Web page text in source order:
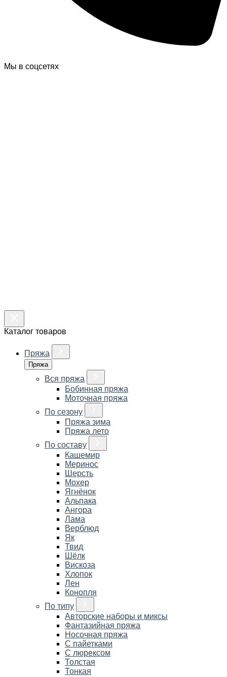
Мы в соцсетях
Каталог товаров
Пряжа
Пряжа
Вся пряжа
Бобинная пряжа
Моточная пряжа
По сезону
Пряжа зима
Пряжа лето
По составу
Кашемир
Меринос
Шерсть
Мохер
Ягнёнок
Альпака
Ангора
Лама
Верблюд
Як
Твид
Шёлк
Вискоза
Хлопок
Лен
Конопля
По типу
Авторские наборы и миксы
Фантазийная пряжа
Носочная пряжа
С пайетками
С люрексом
Толстая
Тонкая